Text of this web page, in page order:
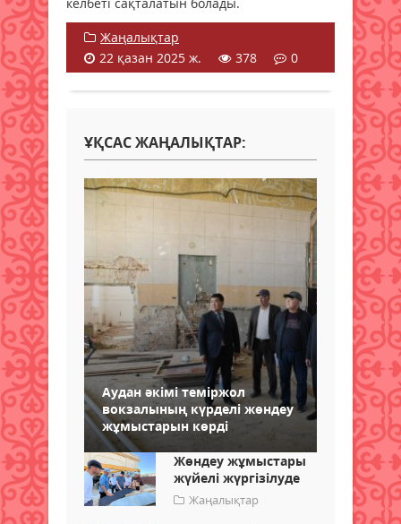
Жаңалықтар
22 қазан 2025 ж.
378 0
ҰҚСАС ЖАҢАЛЫҚТАР:
Аудан әкімі теміржол
вокзалының күрделі жөндеу
жұмыстарын көрді
Жөндеу жұмыстары
жүйелі жүргізілуде
Жаңалықтар